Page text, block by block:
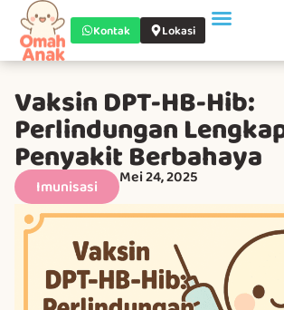
Kontak Lokasi
Vaksin DPT-HB-Hib:
Perlindungan
Penyakit Berbahaya
Imunisasi Mei 24, 2025